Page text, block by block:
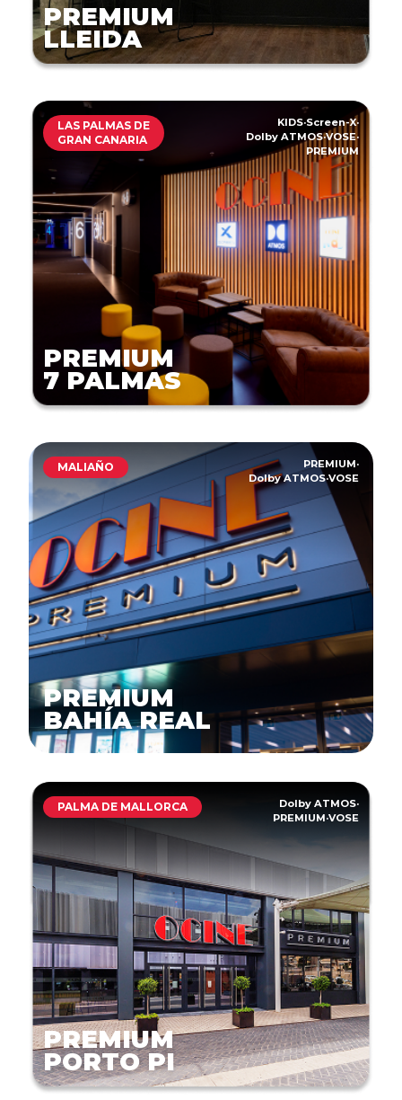
PREMIUM
LLEIDA
LAS PALMAS DE
GRAN CANARIA
KIDS·Screen-X·
Dolby ATMOS·VOSE·
PREMIUM
PREMIUM
7 PALMAS
MALIAÑO PREMIUM·
Dolby ATMOS·VOSE
PREMIUM
BAHÍA REAL
PALMA DE MALLORCA Dolby ATMOS·
PREMIUM·VOSE
PREMIUM
PORTO PI